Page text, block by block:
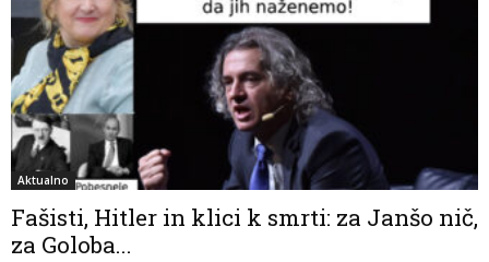
Aktualno
Fašisti, Hitler in klici k smrti: za Janšo nič,
za Goloba...